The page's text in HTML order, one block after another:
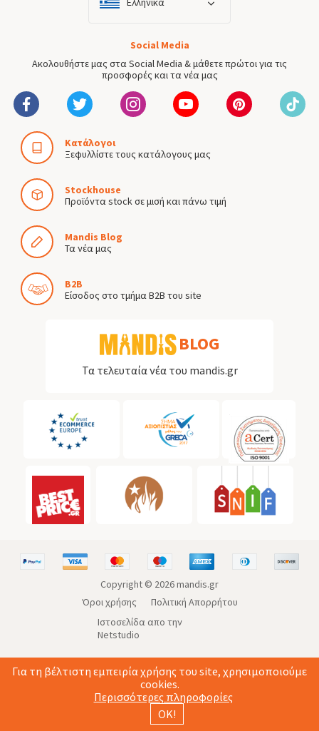
Social Media
Ακολουθήστε μας στα Social Media & μάθετε πρώτοι για τις
προσφορές και τα νέα μας
Κατάλογοι
Ξεφυλλίστε τους κατάλογους μας
Stockhouse
Προϊόντα stock σε μισή και πάνω τιμή
Mandis Blog
Τα νέα μας
B2B
Είσοδος στο τμήμα B2B του site
BLOG
Τα τελευταία νέα του mandis.gr
Copyright © 2026mandis.gr
Όροι χρήσης
Πολιτική Απορρήτου
Ιστοσελίδα απο την
Netstudio
Για τη βέλτιστη εμπειρία χρήσης του site, χρησιμοποιούμε
cookies.
Περισσότερες πληροφορίες
ΟΚ!